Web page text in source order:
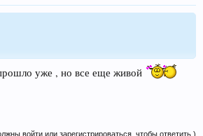
уже , но все еще живой
войти или зарегистрироваться, чтобы ответить.)